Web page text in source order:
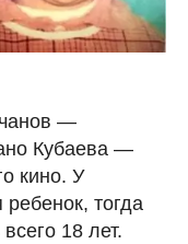
—
Кубаева —
кино. У
тогда
18 лет.